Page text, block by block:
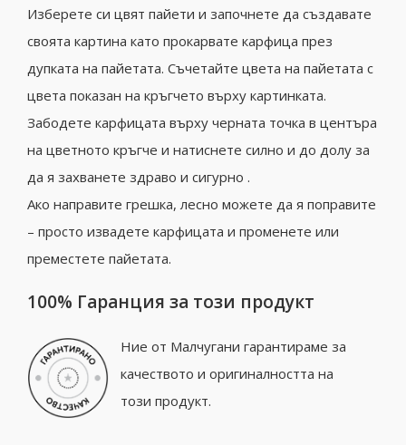
Изберете си цвят пайети и започнете да създавате
своята картина като прокарвате карфица през
дупката на пайетата. Съчетайте цвета на пайетата с
цвета показан на кръгчето върху картинката.
Забодете карфицата върху черната точка в центъра
на цветното кръгче и натиснете силно и до долу за
да я захванете здраво и сигурно .
Ако направите грешка, лесно можете да я поправите
– просто извадете карфицата и променете или
преместете пайетата.
100% Гаранция за този продукт
Ние от Малчугани гарантираме за
качеството и оригиналността на
този продукт.